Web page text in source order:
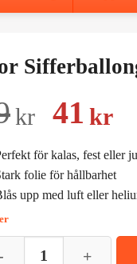
kr
Det
priset
var:
59kr.
41 kr
för kalas, fest eller
folie för hållbarhet
upp med luft eller